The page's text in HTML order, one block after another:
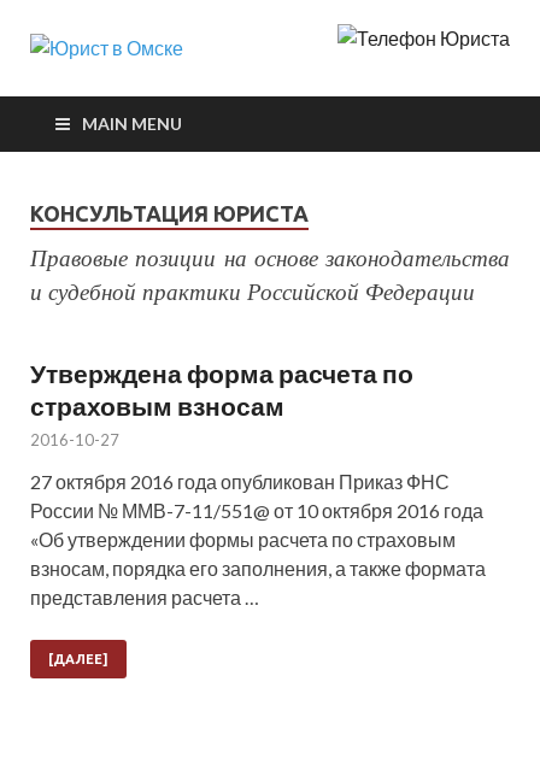
Юрист в
Омске
MAIN MENU
КОНСУЛЬТАЦИЯ ЮРИСТА
Правовые позиции на основе законодательства
и судебной практики Российской Федерации
Утверждена форма расчета по
страховым взносам
2016-10-27
27 октября 2016 года опубликован Приказ ФНС
России № ММВ-7-11/551@ от 10 октября 2016 года
«Об утверждении формы расчета по страховым
взносам, порядка его заполнения, а также формата
представления расчета …
[ДАЛЕЕ]